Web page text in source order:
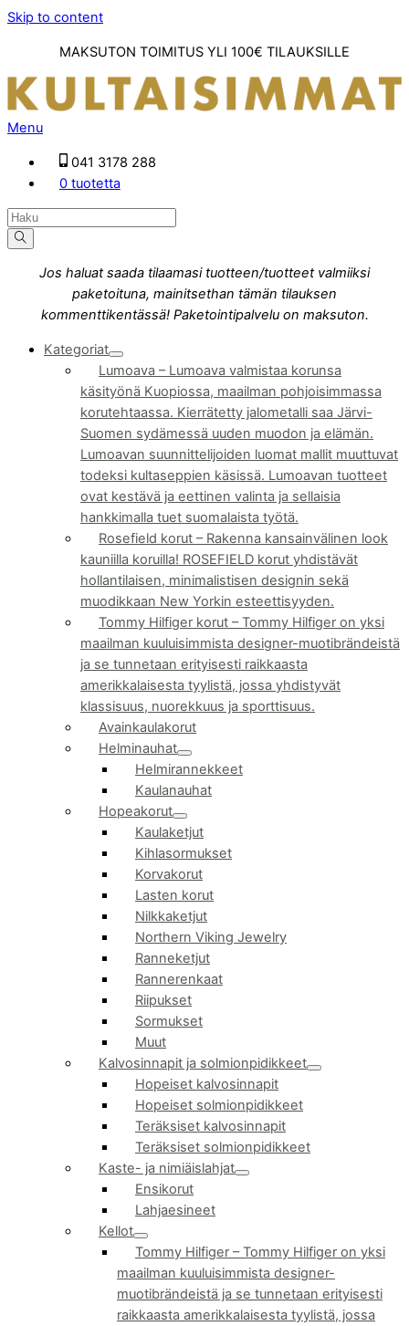
Skip to content
MAKSUTON TOIMITUS YLI 100€ TILAUKSILLE
Menu
041 3178 288
0 tuotetta
Jos haluat saada tilaamasi tuotteen/tuotteet valmiiksi
paketoituna, mainitsethan tämän tilauksen
kommenttikentässä! Paketointipalvelu on maksuton.
Kategoriat
Lumoava – Lumoava valmistaa korunsa
käsityönä Kuopiossa, maailman pohjoisimmassa
korutehtaassa. Kierrätetty jalometalli saa Järvi-
Suomen sydämessä uuden muodon ja elämän.
Lumoavan suunnittelijoiden luomat mallit muuttuvat
todeksi kultaseppien käsissä. Lumoavan tuotteet
ovat kestävä ja eettinen valinta ja sellaisia
hankkimalla tuet suomalaista työtä.
Rosefield korut – Rakenna kansainvälinen look
kauniilla koruilla! ROSEFIELD korut yhdistävät
hollantilaisen, minimalistisen designin sekä
muodikkaan New Yorkin esteettisyyden.
Tommy Hilfiger korut –Tommy Hilfiger on yksi
maailman kuuluisimmista designer-muotibrändeistä
ja se tunnetaan erityisesti raikkaasta
amerikkalaisesta tyylistä, jossa yhdistyvät
klassisuus, nuorekkuus ja sporttisuus.
Avainkaulakorut
Helminauhat
Helmirannekkeet
Kaulanauhat
Hopeakorut
Kaulaketjut
Kihlasormukset
Korvakorut
Lasten korut
Nilkkaketjut
Northern Viking Jewelry
Ranneketjut
Rannerenkaat
Riipukset
Sormukset
Muut
Kalvosinnapit ja solmionpidikkeet
Hopeiset kalvosinnapit
Hopeiset solmionpidikkeet
Teräksiset kalvosinnapit
Teräksiset solmionpidikkeet
Kaste- ja nimiäislahjat
Ensikorut
Lahjaesineet
Kellot
Tommy Hilfiger –Tommy Hilfiger on yksi
maailman kuuluisimmista designer-
muotibrändeistä ja se tunnetaan erityisesti
raikkaasta amerikkalaisesta tyylistä, jossa